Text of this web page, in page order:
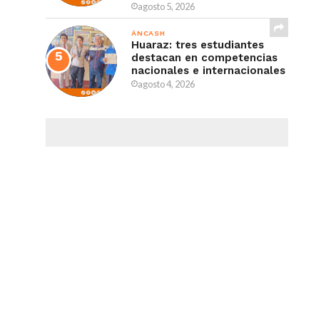
agosto 5, 2026
ÁNCASH
Huaraz: tres estudiantes
destacan en competencias
nacionales e internacionales
agosto 4, 2026